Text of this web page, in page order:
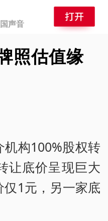
声音
照估值缘
构100%股权转
让底价呈现巨大
1元，另一家底